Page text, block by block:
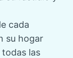
cada
su hogar
las